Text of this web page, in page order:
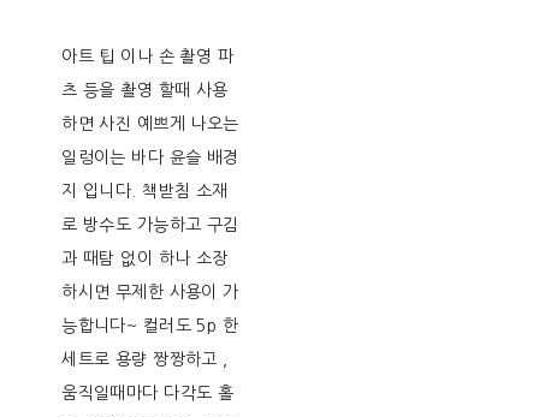
아트 팁 이나 손 촬영 파
츠 등을 촬영 할때 사용
하면 사진 예쁘게 나오는
일렁이는 바다 윤슬 배경
지 입니다. 책받침 소재
로 방수도 가능하고 구김
과 때탐 없이 하나 소장
하시면 무제한 사용이 가
능합니다~ 컬러도 5p 한
세트로 용량 짱짱하고 ,
움직일때마다 다각도 홀